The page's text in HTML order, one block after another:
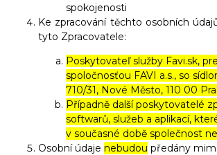
spokojenosti
Ke zpracování těchto osobních
tyto Zpracovatele:
Poskytovateľ služby Favi.sk,
spoločnosťou FAVI a.s., so
710/31, Nové Město, 110 00
Případně další poskytovatelé
softwarů, služeb a aplikací,
v současné době společnost
Osobní údaje nebudou předány